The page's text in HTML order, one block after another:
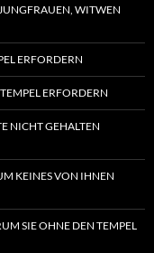
WITWEN
ERFORDERN
ERFORDERN
NICHT GEHALTEN
KEINES VON IHNEN
SIE OHNE DEN TEMPEL